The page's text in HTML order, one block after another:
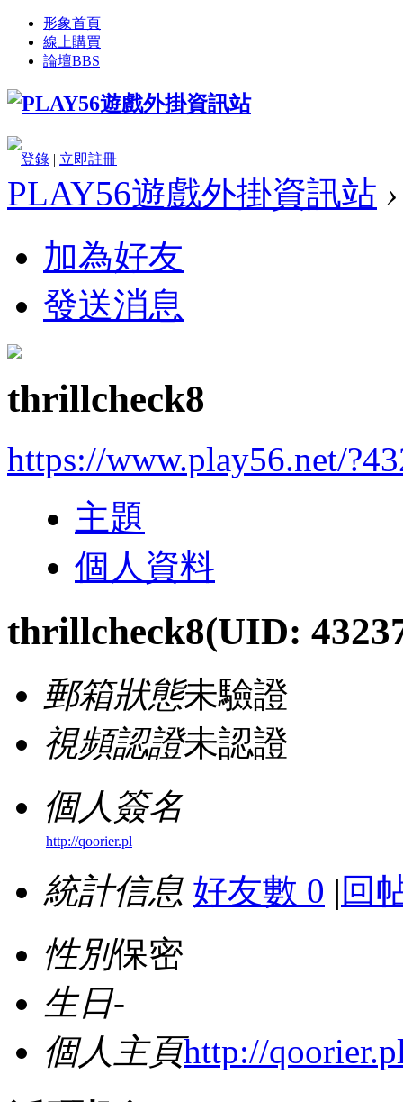
形象首頁
線上購買
論壇BBS
登錄 | 立即註冊
PLAY56遊戲外掛資訊站 ›
加為好友
發送消息
thrillcheck8
https://www.play56.net/
主題
個人資料
thrillcheck8(UID:
郵箱狀態未驗證
視頻認證未認證
個人簽名
http://qoorier.pl
統計信息 好友數 0 | 回
性別保密
生日-
個人主頁http://